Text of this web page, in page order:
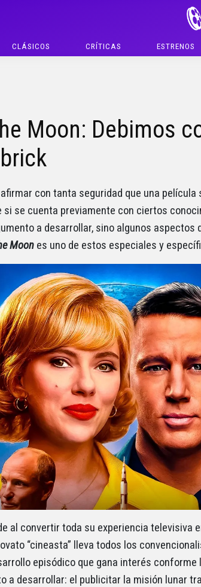
CLÁSICOS CRÍTICAS ESTRENOS
Moon: Debimos
con tanta seguridad que una película
se cuenta previamente con ciertos
a desarrollar, sino algunos aspectos
Moon es uno de estos especiales y
al convertir toda su experiencia televisiva
“cineasta” lleva todos los
episódico que gana interés conforme
a desarrollar: el publicitar la misión lunar